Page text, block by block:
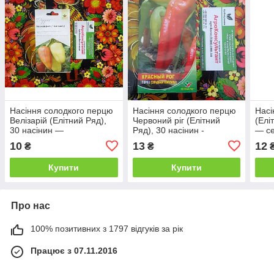
Насіння солодкого перцю
Велізарій (Елітний Ряд),
30 насінин —
середньоранній (115-130
днів), типу Угорський
10 ₴
Купити
Насіння солодкого перцю
Червоний ріг (Елітний
Ряд), 30 насінин -
(145-160 днів)
13₴
Купити
—
12
Про нас
100% позитивних з 1797 відгуків за рік
Працює з 07.11.2016